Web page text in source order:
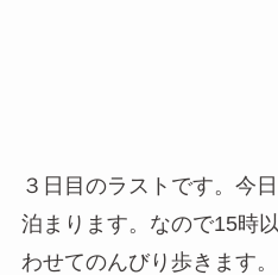
３日目のラストです。今
泊まります。なので15時
わせてのんびり歩きます